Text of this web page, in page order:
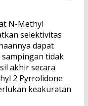
N-Methyl
selektivitas
dapat
tidak
akhir secara
2 Pyrrolidone
keakuratan